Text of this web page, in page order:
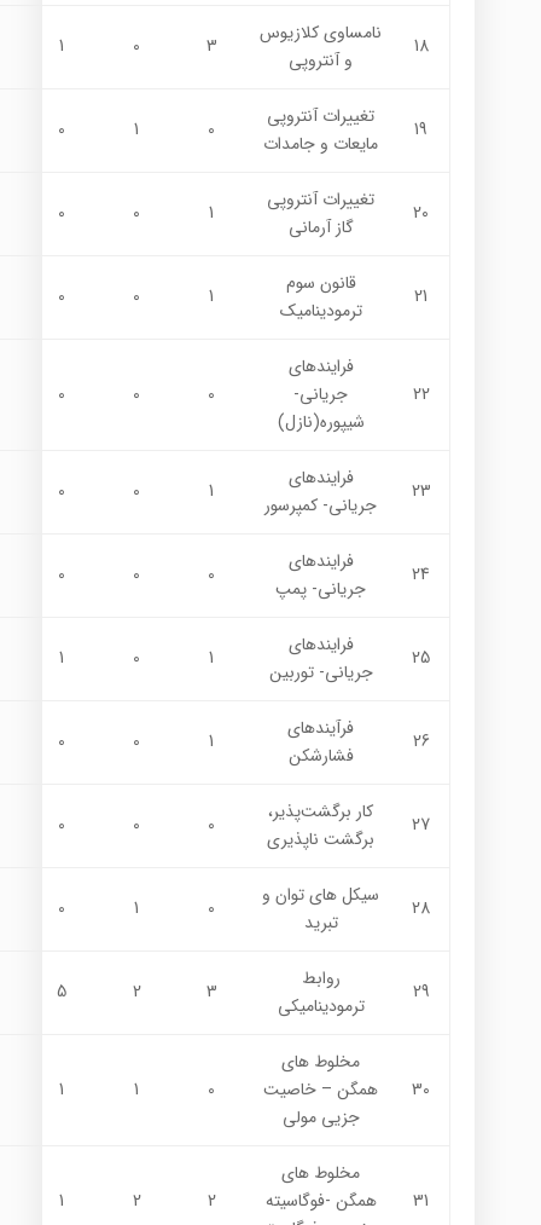
18
نامساوي كلازيوس
و آنتروپي
3
0
1
19
تغييرات آنتروپي
مايعات و جامدات
0
1
0
20
تغييرات آنتروپي
گاز آرماني
1
0
0
21
قانون سوم
ترموديناميك
1
0
0
22
فرايندهاي
جرياني-
شيپوره(نازل)
0
0
0
23
فرايندهاي
جرياني- كمپرسور
1
0
0
24
فرايندهاي
جرياني- پمپ
0
0
0
25
فرايندهاي
جرياني- توربين
1
0
1
26
فرآيندهاي
فشارشكن
1
0
0
27
كار برگشت‌پذير،
برگشت ناپذيري
0
0
0
28
سيكل هاي توان و
تبريد
0
1
0
29
روابط
ترموديناميكي
3
2
5
30
مخلوط هاي
همگن – خاصيت
جزيي مولي
0
1
1
31
مخلوط هاي
همگن -فوگاسيته
2
2
1